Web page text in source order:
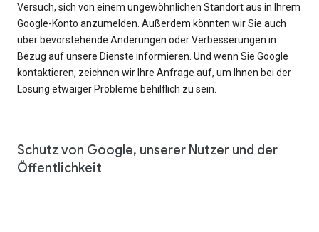
Versuch, sich von einem ungewöhnlichen Standort aus in Ihrem
Google-Konto anzumelden. Außerdem könnten wir Sie auch
über bevorstehende Änderungen oder Verbesserungen in
Bezug auf unsere Dienste informieren. Und wenn Sie Google
kontaktieren, zeichnen wir Ihre Anfrage auf, um Ihnen bei der
Lösung etwaiger Probleme behilflich zu sein.
Schutz von Google, unserer Nutzer und der
Öffentlichkeit